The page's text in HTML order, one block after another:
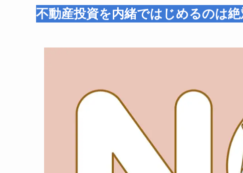
不動産投資を内緒ではじめるのは絶